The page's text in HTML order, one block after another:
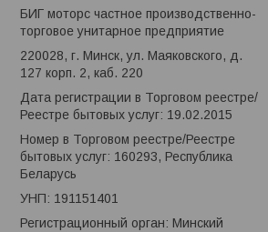
БИГ моторс частное производственно-
торговое унитарное предприятие
220028, г. Минск, ул. Маяковского, д.
127 корп. 2, каб. 220
Дата регистрации в Торговом реестре/
Реестре бытовых услуг: 19.02.2015
Номер в Торговом реестре/Реестре
бытовых услуг: 160293, Республика
Беларусь
УНП: 191151401
Регистрационный орган: Минский